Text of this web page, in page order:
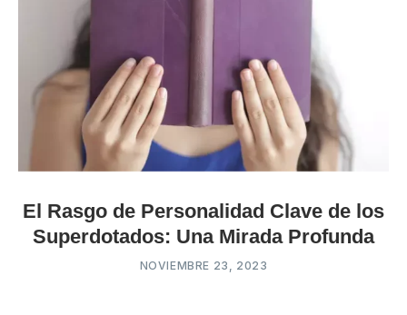
El Rasgo de Personalidad Clave de los
Superdotados: Una Mirada Profunda
NOVIEMBRE 23, 2023